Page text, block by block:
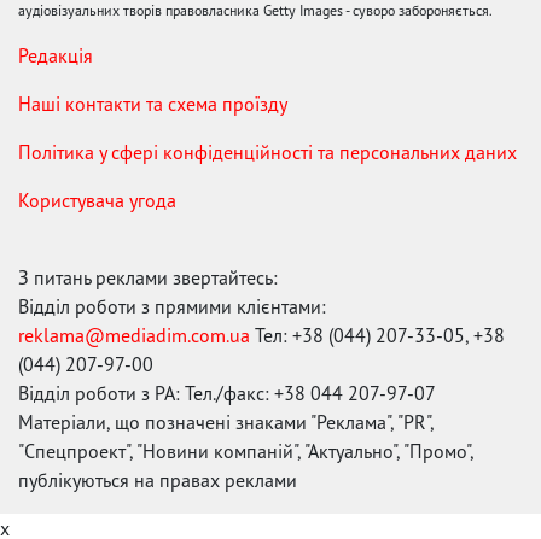
аудіовізуальних творів правовласника Getty Images - суворо забороняється.
Редакція
Наші контакти та схема проїзду
Політика у сфері конфіденційності та персональних даних
Користувача угода
З питань реклами звертайтесь:
Відділ роботи з прямими клієнтами:
reklama@mediadim.com.ua Тел: +38 (044) 207-33-05, +38
(044) 207-97-00
Відділ роботи з РА: Тел./факс: +38 044 207-97-07
Матеріали, що позначені знаками "Реклама", "PR",
"Спецпроект", "Новини компаній", "Актуально", "Промо",
публікуються на правах реклами
x